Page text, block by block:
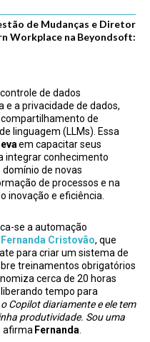
de Mudanças e Diretor
Workplace na Beyondsoft:
de dados
a privacidade de dados,
de
linguagem (LLMs). Essa
em capacitar seus
integrar conhecimento
de novas
de processos e na
inovação e eficiência.
se a automação
Fernanda Cristovão, que
para criar um sistema de
treinamentos obrigatórios
cerca de 20 horas
tempo para
Copilot diariamente e ele tem
produtividade. Sou uma
afirma Fernanda.